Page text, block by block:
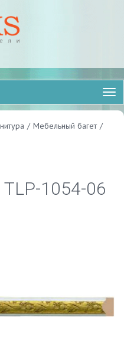
/ Мебельный багет /
1054-06